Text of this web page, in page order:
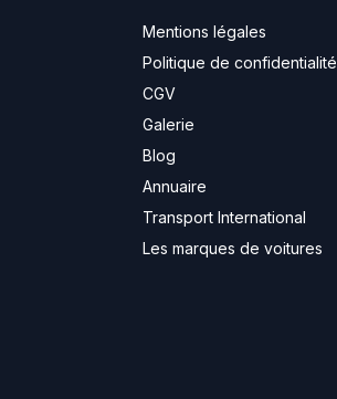
Mentions légales
Politique de confidentialité
CGV
Galerie
Blog
Annuaire
Transport International
Les marques de voitures